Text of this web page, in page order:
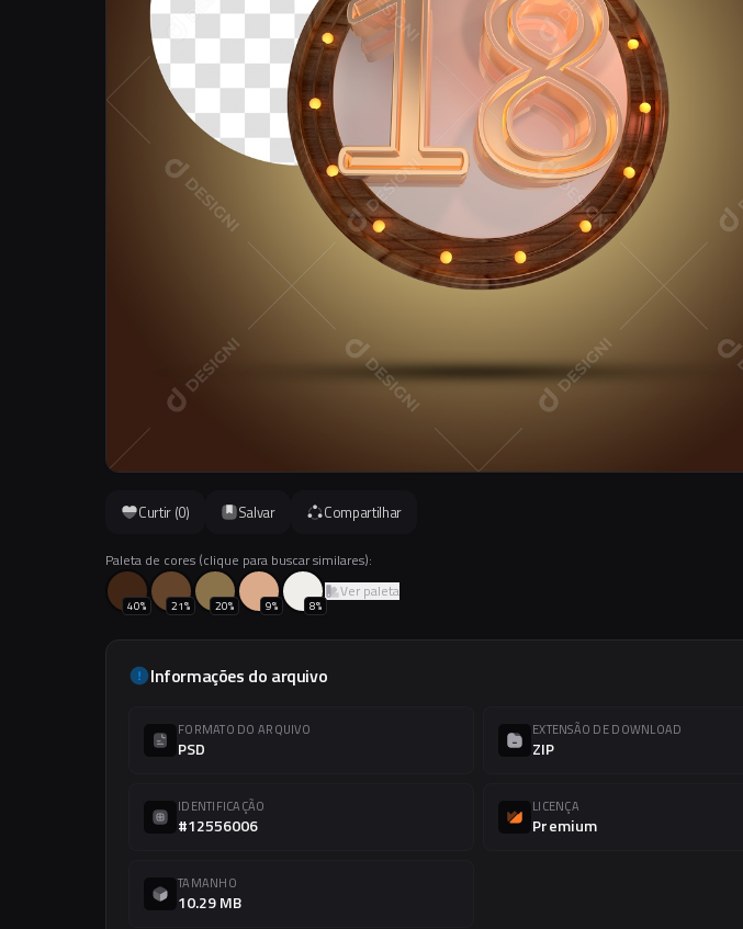
Curtir (0) Salvar Compartilhar
Paleta de cores (clique para buscar similares):
40% 21% 20% 9% 8%
Ver paleta
Informações do arquivo
FORMATO DO ARQUIVO
PSD
EXTENSÃO DE DOWNLOAD
ZIP
IDENTIFICAÇÃO
#12556006
LICENÇA
Premium
TAMANHO
10.29 MB